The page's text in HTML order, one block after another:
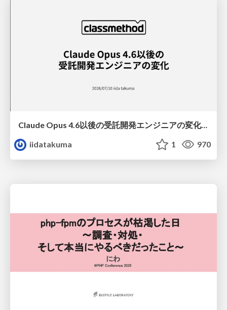
Claude Opus 4.6以後の受託開発エンジニアの変化(Claude Code開発ノウハウ大公開スペシャルbyクラスメソッド)
iidatakuma
1 970